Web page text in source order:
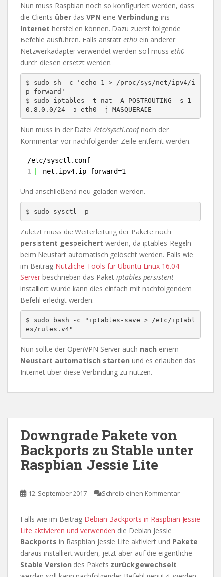
Nun muss Raspbian noch so konfiguriert werden, dass
die Clients über das VPN eine Verbindung ins
Internet herstellen können. Dazu zuerst folgende
Befehle ausführen. Falls anstatt eth0 ein anderer
Netzwerkadapter verwendet werden soll muss eth0
durch diesen ersetzt werden.
$ sudo sh -c 'echo 1 > /proc/sys/net/ipv4/i
p_forward'
$ sudo iptables -t nat -A POSTROUTING -s 1
Nun muss in der Datei/etc/sysctl.confnoch der
Kommentar vor nachfolgender Zeile entfernt werden.
/etc/sysctl.conf
1
net.ipv4.ip_forward=1
Und anschließend neu geladen werden.
Zuletzt muss die Weiterleitung der Pakete noch
persistent gespeichert werden, da iptables-Regeln
beim Neustart automatisch gelöscht werden. Falls wie
im Beitrag Nützliche Tools für Ubuntu Linux 16.04
Server beschrieben das Paket iptables-persistent
installiert wurde kann dies einfach mit nachfolgendem
Befehl erledigt werden.
$ sudo bash -c "iptables-save > /etc/iptabl
es/rules.v4"
Nun sollte der OpenVPN Server auch nach einem
Neustart automatisch starten und es erlauben das
Internet über diese Verbindung zu nutzen.
Downgrade Pakete von
Backports zu Stable unter
Raspbian Jessie Lite
12. September 2017 Schreib einen Kommentar
Falls wie im Beitrag Debian Backports in Raspbian Jessie
Lite aktivieren und verwenden die Debian Jessie
Backports in Raspbian Jessie Lite aktiviert und Pakete
daraus installiert wurden, jetzt aber auf die eigentliche
Stable Version des Pakets zurückgewechselt